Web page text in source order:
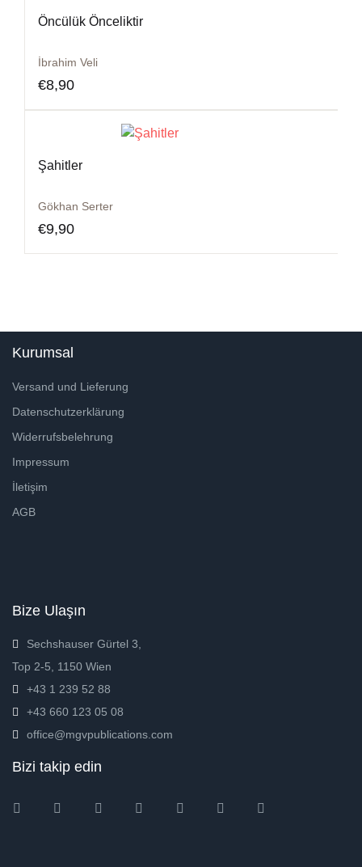
Öncülük Önceliktir
İbrahim Veli
€8,90
Şahitler
Gökhan Serter
€9,90
Kurumsal
Versand und Lieferung
Datenschutzerklärung
Widerrufsbelehrung
Impressum
İletişim
AGB
Bize Ulaşın
Sechshauser Gürtel 3,
Top 2-5, 1150 Wien
+43 1 239 52 88
+43 660 123 05 08
office@mgvpublications.com
Bizi takip edin
InstagramFacebookTwitter Amazon Pinterest